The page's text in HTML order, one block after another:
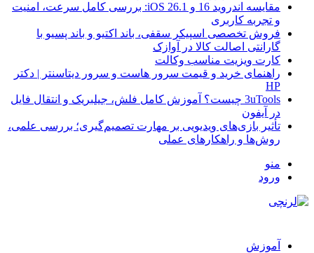
مقایسه اندروید 16 و iOS 26.1: بررسی کامل سرعت، امنیت
و تجربه کاربری
فروش تخصصی اسپیکر سقفی، باند اکتیو و باند پسیو با
گارانتی اصالت کالا در آوازک
کارت ویزیت مناسب وکالت
راهنمای خرید و قیمت سرور هاست و سرور دیتاسنتر | دکتر
HP
3uTools چیست؟ آموزش کامل فلش، جیلبریک و انتقال فایل
در آیفون
تأثیر بازی‌های ویدیویی بر مهارت تصمیم‌گیری؛ بررسی علمی،
روش‌ها و راهکارهای عملی
منو
ورود
آموزش